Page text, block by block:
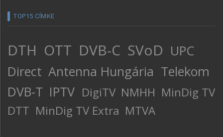
TOP15 CÍMKE
DTH OTT DVB-C SVoD UPC
Direct Antenna Hungária Telekom
DVB-T IPTV DigiTV NMHH MinDig TV
DTT MinDig TV Extra MTVA